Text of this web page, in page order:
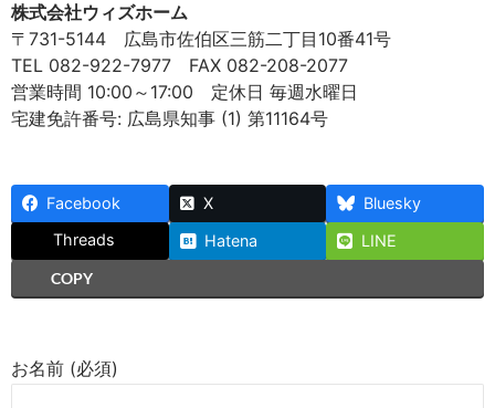
株式会社ウィズホーム
〒731-5144 広島市佐伯区三筋二丁目10番41号
TEL 082-922-7977 FAX 082-208-2077
営業時間 10:00～17:00 定休日 毎週水曜日
宅建免許番号: 広島県知事 (1) 第11164号
Facebook X
Bluesky
Threads
Hatena
LINE
COPY
お名前 (必須)